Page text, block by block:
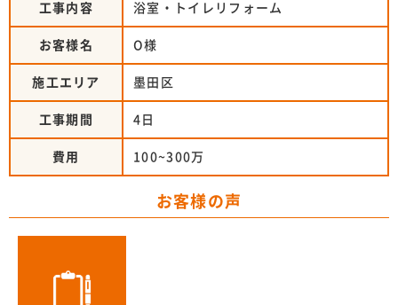
工事内容 浴室・トイレリフォーム
お客様名 O様
施工エリア 墨田区
工事期間 4日
費用 100~300万
お客様の声